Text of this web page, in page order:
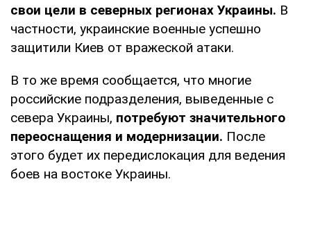
свои цели в северных регионах Украины. В
частности, украинские военные успешно
защитили Киев от вражеской атаки.
В то же время сообщается, что многие
российские подразделения, выведенные с
севера Украины, потребуют значительного
переоснащения и модернизации. После
этого будет их передислокация для ведения
боев на востоке Украины.